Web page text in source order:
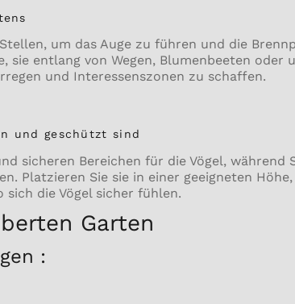
um das Auge zu führen und die
sie entlang von Wegen, Blumenbeeten oder
und Interessenszonen zu schaffen.
und geschützt sind
sicheren Bereichen für die Vögel, während
Platzieren Sie sie in einer geeigneten
die Vögel sicher fühlen.
Garten
: